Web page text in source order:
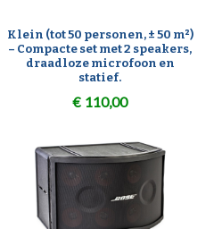
Klein (tot 50 personen, ± 50 m²)
– Compacte set met 2 speakers,
draadloze microfoon en
statief.
€ 110,00